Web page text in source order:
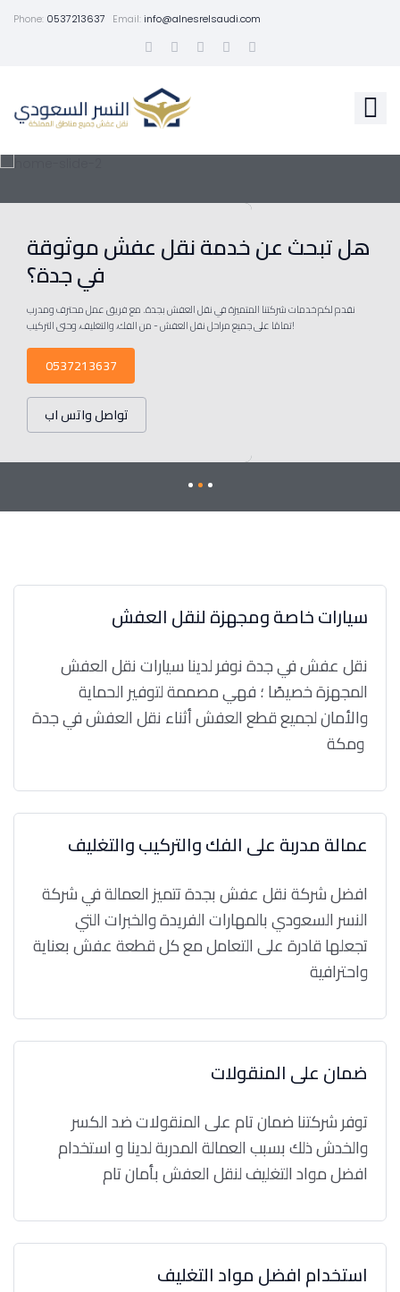
Phone: 0537213637 Email:info@alnesrelsaudi.com
هل تبحث عن خدمة نقل عفش موثوقة
في جدة؟
نقدم لكم خدمات شركتنا المتميزة في نقل العفش بجدة. مع فريق عمل محترف ومدرب
تمامًا على جميع مراحل نقل العفش - من الفك، والتغليف، وحتى التركيب!
0537213637
تواصل واتس اب
سيارات خاصة ومجهزة لنقل العفش
نقل عفش في جدة نوفر لدينا سيارات نقل العفش
المجهزة خصيصًا ؛ فهي مصممة لتوفير الحماية
والأمان لجميع قطع العفش أثناء نقل العفش في جدة
عمالة مدربة على الفك والتركيب والتغليف
افضل شركة نقل عفش بجدة تتميز العمالة في شركة
النسر السعودي بالمهارات الفريدة والخبرات التي
تجعلها قادرة على التعامل مع كل قطعة عفش بعناية
واحترافية
ضمان على المنقولات
توفر شركتنا ضمان تام على المنقولات ضد الكسر
والخدش ذلك بسبب العمالة المدربة لدينا و استخدام
افضل مواد التغليف لنقل العفش بأمان تام
استخدام افضل مواد التغليف